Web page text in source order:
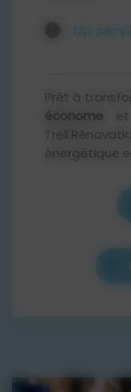
toute
votre
et de
Nous
Prêt à
économe
énergétique